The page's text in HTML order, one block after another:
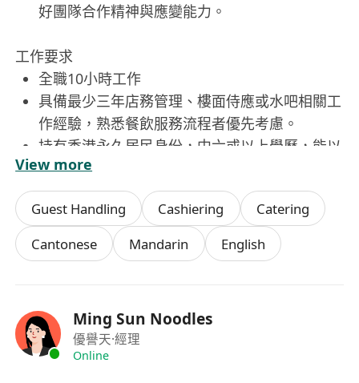
好團隊合作精神與應變能力。
工作要求
全職10小時工作
具備最少三年店務管理、樓面侍應或水吧相關工
作經驗，熟悉餐飲服務流程者優先考慮。
持有香港永久居民身份，中六或以上學歷，能以
廣東話流暢溝通，具基本書寫能力。
態度積極主動、誠懇有禮，具責任感與服務意
識，能穩定應對高峯時段及多元顧客需求。
身心健康，可勝任站立工作及輕量搬運，具備基
本衛生知識及守則遵守意識。
View more
Guest Handling Cashiering
Catering
Cantonese
Mandarin English
Ming Sun Noodles
優譽天·經理
Online